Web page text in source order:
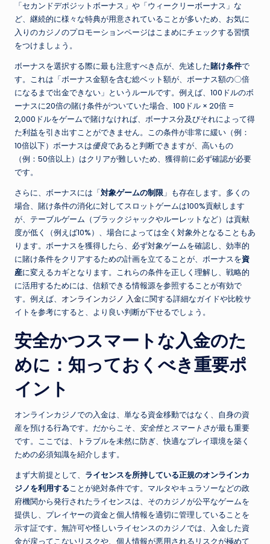
「セカンドデポジットボーナス」や「ウィークリーボーナス」な
ど、継続的に様々な特典が用意されていることが多いため、お気に
入りのカジノのプロモーションページはこまめにチェックする習慣
をつけましょう。
ボーナスを選択する際に最も注意すべき点が、先述した賭け条件で
す。これは「ボーナス金額を含む総ベット額が、ボーナス額の〇倍
になるまで出金できない」というルールです。例えば、100ドルのボ
ーナスに20倍の賭け条件がついていた場合、100ドル × 20倍 =
2,000ドルをゲームで賭けなければ、ボーナス分及びそれによって得
た利益を引き出すことができません。この条件が非常に緩い（例：
10倍以下）ボーナスは優良であると判断できますが、高いもの
（例：50倍以上）はクリアが難しいため、獲得前に必ず確認が必要
です。
さらに、ボーナスには「対象ゲームの制限 」も存在します。多くの
場合、賭け条件の消化に対してスロットゲームは100%貢献します
が、テーブルゲーム（ブラックジャックやルーレットなど）は貢献
度が低く（例えば10%）、場合によっては全く対象外となることもあ
ります。ボーナスを獲得したら、必ず対象ゲームを確認し、効率的
に賭け条件をクリアするための計画を立てることが、ボーナスを資
産に変えるカギとなります。これらの条件を正しく理解し、戦略的
に活用するためには、信頼できる情報源を参照することが有効で
す。例えば、 オンラインカジノ 入金に関する詳細なガイドや比較サ
イトを参考にすると、より良い判断が下せるでしょう。
安全かつスマートな入金のた
めに：知っておくべき重要ポ
イント
オンラインカジノでの入金は、単なる資金移動ではなく、自身の資
産を預ける行為です。だからこそ、 安全性と スマートさが最も重要
です。ここでは、トラブルを未然に防ぎ、快適なプレイ環境を築く
ための必須知識を紹介します。
まず大前提として、 ライセンスを所持している正規のオンラインカ
ジノを利用することが絶対条件です。マルタやキュラソーなどの政
府機関から発行されたライセンスは、そのカジノが公平なゲームを
提供し、プレイヤーの資金と個人情報を適切に管理していることを
示す証です。無許可や怪しいライセンスのカジノでは、入金した資
金が戻ってこないリスクや、個人情報が悪用されるリスクが極めて